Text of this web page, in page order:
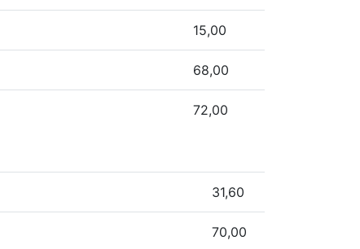
15,00
68,00
72,00
31,60
70,00